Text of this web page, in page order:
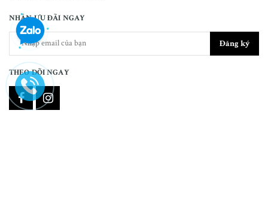
NHẬN ƯU ĐÃI NGAY
Đăng ký
THEO DÕI NGAY